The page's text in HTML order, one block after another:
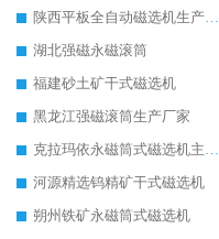
陕西平板全自动磁选机生产厂家
湖北强磁永磁滚筒
福建砂土矿干式磁选机
黑龙江强磁滚筒生产厂家
克拉玛依永磁筒式磁选机主要技术参数
河源精选钨精矿干式磁选机
朔州铁矿永磁筒式磁选机